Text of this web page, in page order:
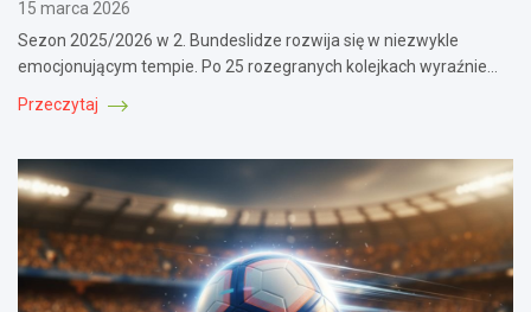
15 marca 2026
Sezon 2025/2026 w 2. Bundeslidze rozwija się w niezwykle
emocjonującym tempie. Po 25 rozegranych kolejkach wyraźnie…
Przeczytaj